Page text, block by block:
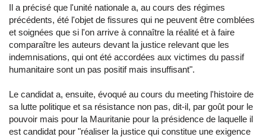
Il a précisé que l'unité nationale a, au cours des régimes
précédents, été l'objet de fissures qui ne peuvent être comblées
et soignées que si l'on arrive à connaître la réalité et à faire
comparaître les auteurs devant la justice relevant que les
indemnisations, qui ont été accordées aux victimes du passif
humanitaire sont un pas positif mais insuffisant".
Le candidat a, ensuite, évoqué au cours du meeting l'histoire de
sa lutte politique et sa résistance non pas, dit-il, par goût pour le
pouvoir mais pour la Mauritanie pour la présidence de laquelle il
est candidat pour "réaliser la justice qui constitue une exigence